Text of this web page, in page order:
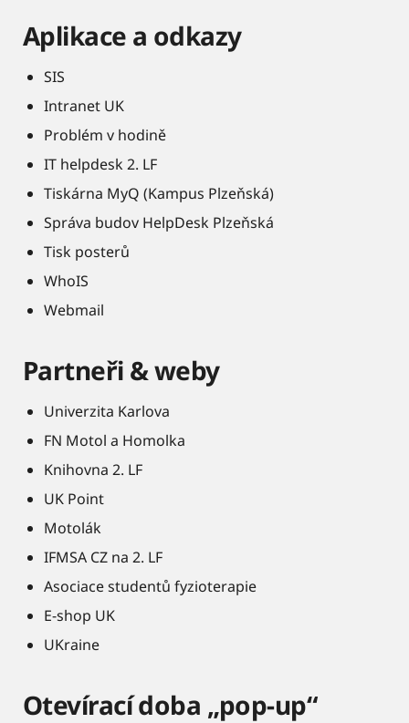
Aplikace a odkazy
SIS
Intranet UK
Problém v hodině
IT helpdesk 2. LF
Tiskárna MyQ (Kampus Plzeňská)
Správa budov HelpDesk Plzeňská
Tisk posterů
WhoIS
Webmail
Partneři & weby
Univerzita Karlova
FN Motol a Homolka
Knihovna 2. LF
UK Point
Motolák
IFMSA CZ na 2. LF
Asociace studentů fyzioterapie
E-shop UK
UKraine
Otevírací doba „pop-up“